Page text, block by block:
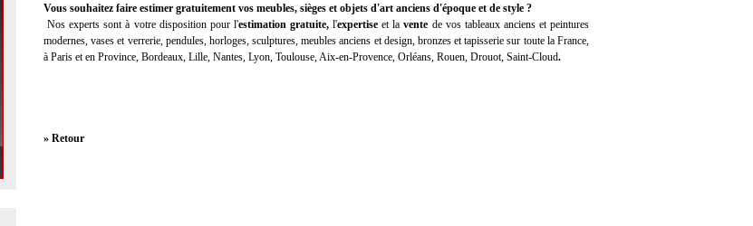
Vous souhaitez faire estimer gratuitement vos meubles, sièges et objets d'art anciens d'époque et de style ?
Nos experts sont à votre disposition pour l'estimation gratuite,l'expertise et lavente de vos tableaux anciens et peintures
modernes, vases et verrerie, pendules, horloges, sculptures, meubles anciens et design, bronzes et tapisserie sur toute la France,
à Paris et en Province, Bordeaux, Lille, Nantes, Lyon, Toulouse, Aix-en-Provence, Orléans, Rouen, Drouot, Saint-Cloud.
» Retour